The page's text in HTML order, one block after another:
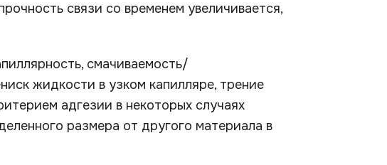
связи со временем увеличивается,
смачиваемость/
жидкости в узком капилляре, трение
адгезии в некоторых случаях
размера от другого материала в